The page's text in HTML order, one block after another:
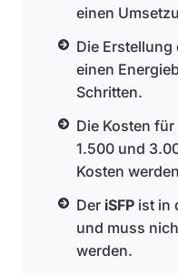
einen
Die Erstellung
einen
Schritten.
Die Kosten für
1.500 und
Kosten
Der iSFP ist in
und muss
werden.